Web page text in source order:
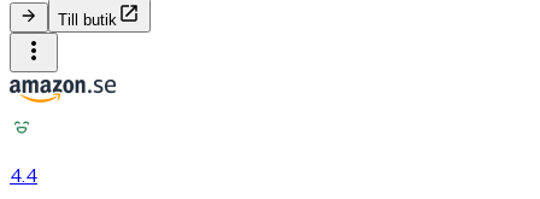
Till butik
4.4